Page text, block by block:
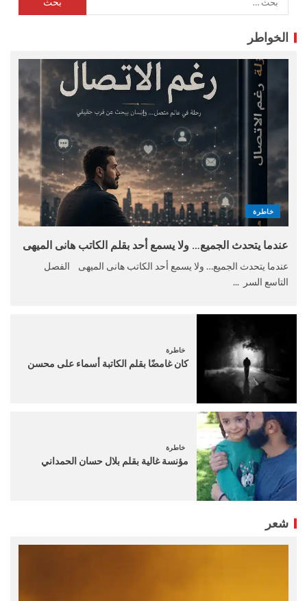
الخواطر
خاطرة
عندما يتحدث الجميع… ولا يسمع أحد بقلم الكاتب هانى الميهى
عندما يتحدث الجميع… ولا يسمع أحد الكاتب هانى الميهى الفصل
التاسع السر ...
خاطرة
كان غامضًا بقلم الكاتبة أسماء على محسن
خاطرة
مؤنسة غالية بقلم بلال حسان الحمداني
شعر